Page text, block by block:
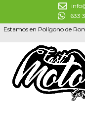
633
Estamos en Polígono de